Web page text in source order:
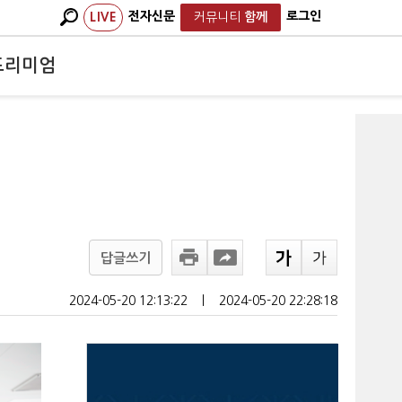
LIVE 전자신문 커뮤니티 함께 로그인
리미엄
답글쓰기
2024-05-20 12:13:22 2024-05-20 22:28:18